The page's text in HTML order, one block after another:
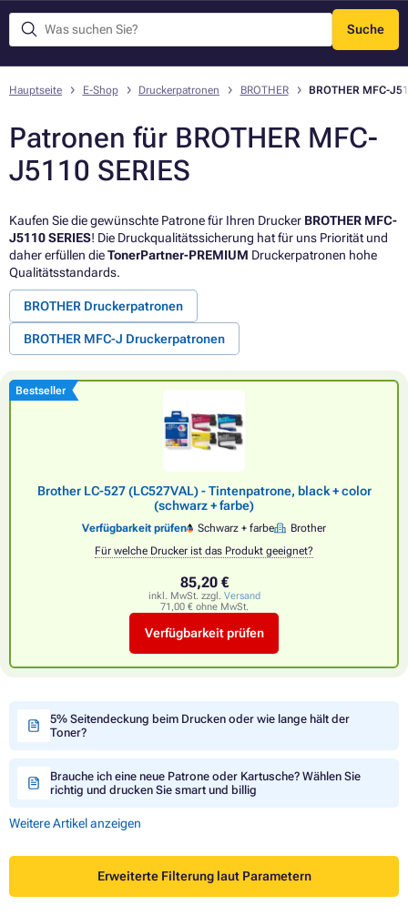
Suche
Menü
Hauptseite E-Shop Druckerpatronen BROTHER BROTHER MFC-
Patronen für BROTHER MFC-
J5110 SERIES
Kaufen Sie die gewünschte Patrone für Ihren Drucker BROTHER MFC-
J5110 SERIES! Die Druckqualitätssicherung hat für uns Priorität und
daher erfüllen dieTonerPartner-PREMIUM Druckerpatronen hohe
Qualitätsstandards.
BROTHER Druckerpatronen
BROTHER MFC-J Druckerpatronen
Bestseller
Brother LC-527 (LC527VAL) - Tintenpatrone, black + color
(schwarz + farbe)
Verfügbarkeit prüfen Schwarz + farbe
Brother
Für welche Drucker ist das Produkt geeignet?
85,20 €
inkl. MwSt. zzgl. Versand
71,00 € ohne MwSt.
Verfügbarkeit prüfen
5% Seitendeckung beim Drucken oder wie lange hält der
Toner?
Brauche ich eine neue Patrone oder Kartusche? Wählen Sie
richtig und drucken Sie smart und billig
Weitere Artikel anzeigen
Erweiterte Filterung laut Parametern